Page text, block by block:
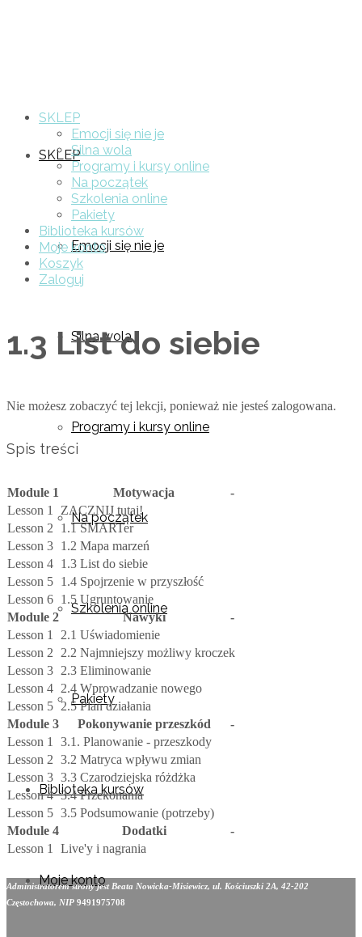
SKLEP
Emocji się nie je
Silna wola
Programy i kursy online
Na początek
Szkolenia online
Pakiety
Biblioteka kursów
Moje konto
SKLEP
Emocji się nie je
Silna wola
Programy i kursy online
Na początek
Szkolenia online
Pakiety
Biblioteka kursów
Moje konto
Koszyk
Zaloguj
1.3 List do siebie
Nie możesz zobaczyć tej lekcji, ponieważ nie jesteś zalogowana.
Spis treści
Module 1 Motywacja
-
Lesson 1 ZACZNIJ tutaj!
Lesson 2
1.1 SMARTer
Lesson 3 1.2 Mapa marzeń
Lesson 4 1.3 List do siebie
Lesson 5 1.4 Spojrzenie w przyszłość
Lesson 6 1.5 Ugruntowanie
Module 2
Nawyki
-
Lesson 1 2.1 Uświadomienie
Lesson 2 2.2 Najmniejszy możliwy kroczek
Lesson 3 2.3 Eliminowanie
Lesson 4 2.4 Wprowadzanie nowego
Lesson 5 2.5 Plan działania
Module 3
Pokonywanie przeszkód
-
Lesson 1 3.1. Planowanie - przeszkody
Lesson 2 3.2 Matryca wpływu zmian
Lesson 3 3.3 Czarodziejska różdżka
Lesson 4 3.4 Przekonania
Lesson 5 3.5 Podsumowanie (potrzeby)
Module 4
Dodatki
-
Lesson 1 Live'y i nagrania
Administratorem strony jest Beata Nowicka-Misiewicz, ul. Kościuszki 2A, 42-202
Częstochowa, NIP 9491975708